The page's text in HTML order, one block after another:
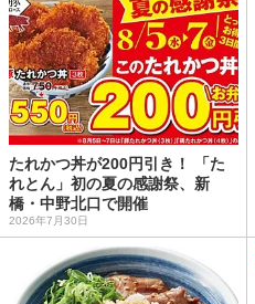
たれかつ丼が200円引き！ 「た
れとん」初の夏の感謝祭、新
橋・中野北口で開催
2026年7月30日